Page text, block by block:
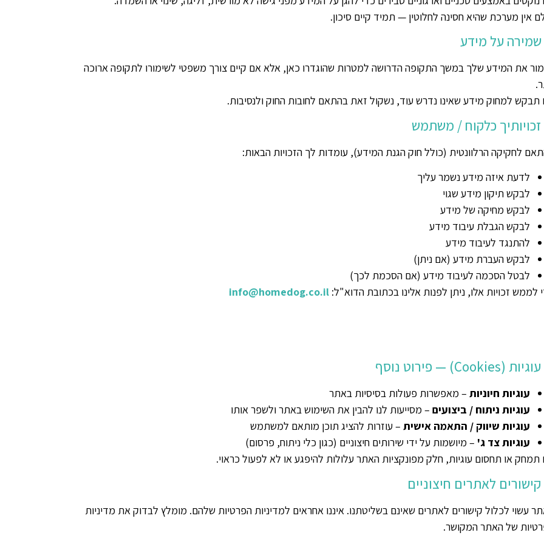
אין מערכת שהיא חסינה לחלוטין — תמיד קיים סיכון.
את המידע שלך במשך התקופה הדרושה למטרות שהוגדרו כאן, אלא אם קיים צורך משפטי לשימורו לתקופה ארוכה
למחוק מידע שאינו נדרש עוד, נשקול זאת בהתאם לחובות החוק ולנסיבות.
לחקיקה הרלוונטית (כולל חוק הגנת המידע), עומדות לך הזכויות הבאות:
לדעת איזה מידע נשמר עליך
לבקש תיקון מידע שגוי
לבקש מחיקה של מידע
לבקש הגבלת עיבוד מידע
להתנגד לעיבוד מידע
לבקש העברת מידע (אם ניתן)
לבטל הסכמה לעיבוד מידע (אם הסכמת לכך)
לממש זכויות אלו, ניתן לפנות אלינו בכתובת הדוא"ל:info@homedog.co.il
עוגיות חיוניות – מאפשרות פעולות בסיסיות באתר
עוגיות ניתוח / ביצועים – מסייעות לנו להבין את השימוש באתר ולשפר אותו
עוגיות שיווק / התאמה אישית – עוזרות להציג תוכן מותאם למשתמש
עוגיות צד ג' – מיושמות על ידי שירותים חיצוניים (כגון כלי ניתוח, פרסום)
או תחסום עוגיות, חלק מפונקציות האתר עלולות להיפגע או לא לפעול כראוי.
עשוי לכלול קישורים לאתרים שאינם בשליטתנו. איננו אחראים למדיניות הפרטיות שלהם. מומלץ לבדוק את מדיניות
של האתר המקושר.